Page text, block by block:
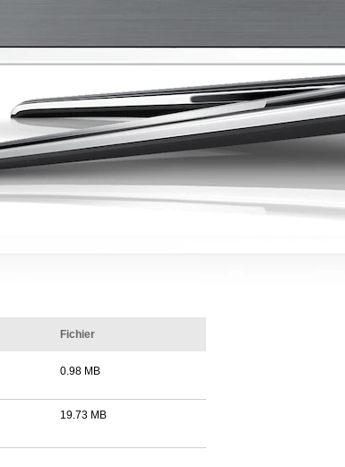
Fichier
0.98 MB
19.73 MB